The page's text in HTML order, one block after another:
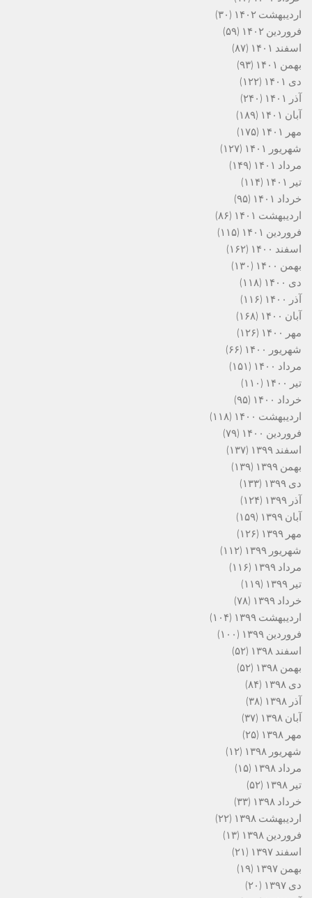
اردیبهشت ۱۴۰۲
(۳۰)
فروردین ۱۴۰۲
(۵۹)
اسفند ۱۴۰۱
(۸۷)
بهمن ۱۴۰۱
(۹۳)
دی ۱۴۰۱
(۱۲۲)
آذر ۱۴۰۱
(۲۴۰)
آبان ۱۴۰۱
(۱۸۹)
مهر ۱۴۰۱
(۱۷۵)
شهریور ۱۴۰۱
(۱۲۷)
مرداد ۱۴۰۱
(۱۴۹)
تیر ۱۴۰۱
(۱۱۴)
خرداد ۱۴۰۱
(۹۵)
اردیبهشت ۱۴۰۱
(۸۶)
فروردین ۱۴۰۱
(۱۱۵)
اسفند ۱۴۰۰
(۱۶۲)
بهمن ۱۴۰۰
(۱۳۰)
دی ۱۴۰۰
(۱۱۸)
آذر ۱۴۰۰
(۱۱۶)
آبان ۱۴۰۰
(۱۶۸)
مهر ۱۴۰۰
(۱۲۶)
شهریور ۱۴۰۰
(۶۶)
مرداد ۱۴۰۰
(۱۵۱)
تیر ۱۴۰۰
(۱۱۰)
خرداد ۱۴۰۰
(۹۵)
اردیبهشت ۱۴۰۰
(۱۱۸)
فروردین ۱۴۰۰
(۷۹)
اسفند ۱۳۹۹
(۱۳۷)
بهمن ۱۳۹۹
(۱۳۹)
دی ۱۳۹۹
(۱۳۳)
آذر ۱۳۹۹
(۱۲۴)
آبان ۱۳۹۹
(۱۵۹)
مهر ۱۳۹۹
(۱۲۶)
شهریور ۱۳۹۹
(۱۱۲)
مرداد ۱۳۹۹
(۱۱۶)
تیر ۱۳۹۹
(۱۱۹)
خرداد ۱۳۹۹
(۷۸)
اردیبهشت ۱۳۹۹
(۱۰۴)
فروردین ۱۳۹۹
(۱۰۰)
اسفند ۱۳۹۸
(۵۲)
بهمن ۱۳۹۸
(۵۲)
دی ۱۳۹۸
(۸۴)
آذر ۱۳۹۸
(۳۸)
آبان ۱۳۹۸
(۳۷)
مهر ۱۳۹۸
(۲۵)
شهریور ۱۳۹۸
(۱۲)
مرداد ۱۳۹۸
(۱۵)
تیر ۱۳۹۸
(۵۲)
خرداد ۱۳۹۸
(۳۳)
اردیبهشت ۱۳۹۸
(۲۲)
فروردین ۱۳۹۸
(۱۳)
اسفند ۱۳۹۷
(۲۱)
بهمن ۱۳۹۷
(۱۹)
دی ۱۳۹۷
(۲۰)